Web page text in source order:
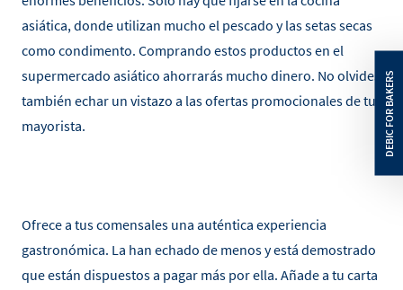
asiática, donde utilizan mucho el pescado y las setas secas
como condimento. Comprando estos productos en el
supermercado asiático ahorrarás mucho dinero. No olvides
también echar un vistazo a las ofertas promocionales de tu
mayorista.
Ofrece a tus comensales una auténtica experiencia
gastronómica. La han echado de menos y está demostrado
que están dispuestos a pagar más por ella. Añade a tu carta